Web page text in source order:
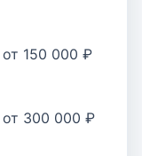
от 150 000 ₽
от 300 000 ₽